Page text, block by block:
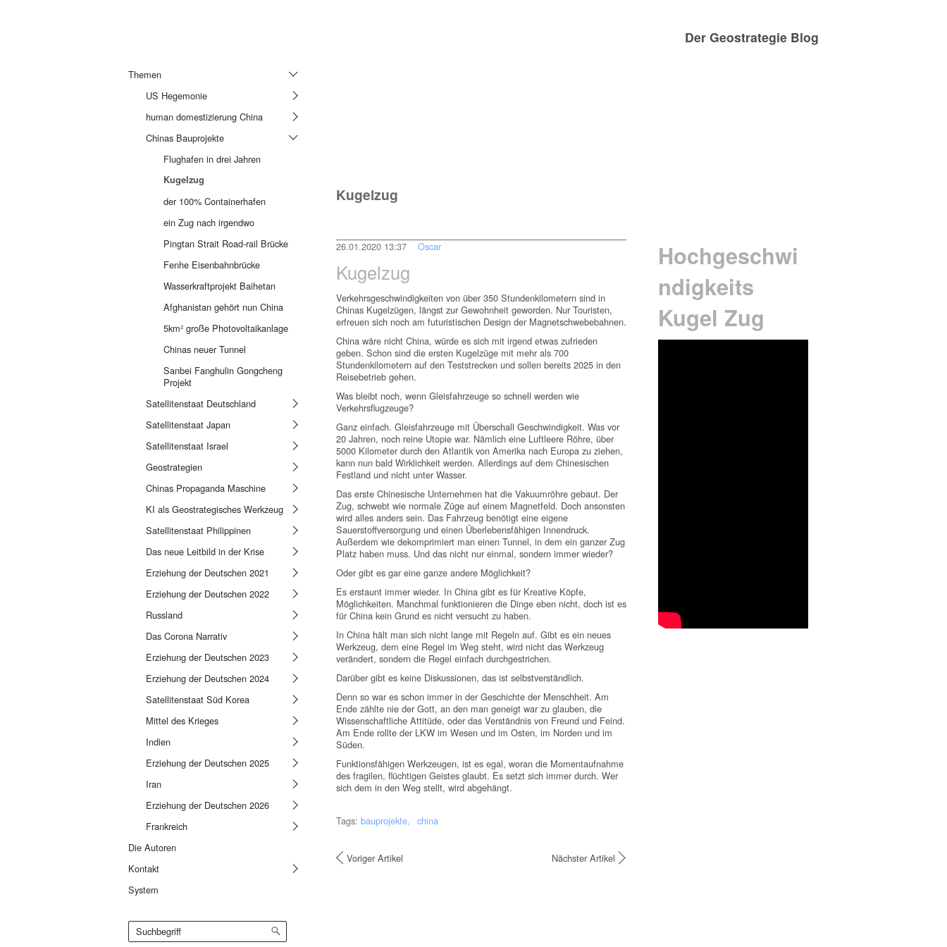
Der Geostrategie Blog
Themen
US Hegemonie
human domestizierung China
Chinas Bauprojekte
Flughafen in drei Jahren
Kugelzug
der 100% Containerhafen
ein Zug nach irgendwo
Pingtan Strait Road-rail Brücke
Fenhe Eisenbahnbrücke
Wasserkraftprojekt Baihetan
Afghanistan gehört nun China
5km² große Photovoltaikanlage
Chinas neuer Tunnel
Sanbei Fanghulin Gongcheng
Projekt
Satellitenstaat Deutschland
Satellitenstaat Japan
Satellitenstaat Israel
Geostrategien
Chinas Propaganda Maschine
KI als Geostrategisches Werkzeug
Satellitenstaat Philippinen
Das neue Leitbild in der Krise
Erziehung der Deutschen 2021
Erziehung der Deutschen 2022
Russland
Das Corona Narrativ
Erziehung der Deutschen 2023
Erziehung der Deutschen 2024
Satellitenstaat Süd Korea
Mittel des Krieges
Indien
Erziehung der Deutschen 2025
Iran
Erziehung der Deutschen 2026
Frankreich
Die Autoren
Kontakt
System
Kugelzug
26.01.2020 13:37 Oscar
Kugelzug
Verkehrsgeschwindigkeiten von über 350 Stundenkilometern sind in
Chinas Kugelzügen, längst zur Gewohnheit geworden. Nur Touristen,
erfreuen sich noch am futuristischen Design der Magnetschwebebahnen.
China wäre nicht China, würde es sich mit irgend etwas zufrieden
geben. Schon sind die ersten Kugelzüge mit mehr als 700
Stundenkilometern auf den Teststrecken und sollen bereits 2025 in den
Reisebetrieb gehen.
Was bleibt noch, wenn Gleisfahrzeuge so schnell werden wie
Verkehrsflugzeuge?
Ganz einfach. Gleisfahrzeuge mit Überschall Geschwindigkeit. Was vor
20 Jahren, noch reine Utopie war. Nämlich eine Luftleere Röhre, über
5000 Kilometer durch den Atlantik von Amerika nach Europa zu ziehen,
kann nun bald Wirklichkeit werden. Allerdings auf dem Chinesischen
Festland und nicht unter Wasser.
Das erste Chinesische Unternehmen hat die Vakuumröhre gebaut. Der
Zug, schwebt wie normale Züge auf einem Magnetfeld. Doch ansonsten
wird alles anders sein. Das Fahrzeug benötigt eine eigene
Sauerstoffversorgung und einen Überlebensfähigen Innendruck.
Außerdem wie dekomprimiert man einen Tunnel, in dem ein ganzer Zug
Platz haben muss. Und das nicht nur einmal, sondern immer wieder?
Oder gibt es gar eine ganze andere Möglichkeit?
Es erstaunt immer wieder. In China gibt es für Kreative Köpfe,
Möglichkeiten. Manchmal funktionieren die Dinge eben nicht, doch ist es
für China kein Grund es nicht versucht zu haben.
In China hält man sich nicht lange mit Regeln auf. Gibt es ein neues
Werkzeug, dem eine Regel im Weg steht, wird nicht das Werkzeug
verändert, sondern die Regel einfach durchgestrichen.
Darüber gibt es keine Diskussionen, das ist selbstverständlich.
Denn so war es schon immer in der Geschichte der Menschheit. Am
Ende zählte nie der Gott, an den man geneigt war zu glauben, die
Wissenschaftliche Attitüde, oder das Verständnis von Freund und Feind.
Am Ende rollte der LKW im Wesen und im Osten, im Norden und im
Süden.
Funktionsfähigen Werkzeugen, ist es egal, woran die Momentaufnahme
des fragilen, flüchtigen Geistes glaubt. Es setzt sich immer durch. Wer
sich dem in den Weg stellt, wird abgehängt.
Tags: bauprojekte china
Voriger Artikel Nächster Artikel
Hochgeschwi
ndigkeits
Kugel Zug